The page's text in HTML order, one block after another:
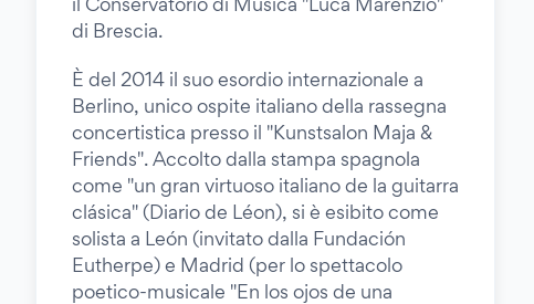
di Brescia.
È del 2014 il suo esordio internazionale a
Berlino, unico ospite italiano della rassegna
concertistica presso il "Kunstsalon Maja &
Friends". Accolto dalla stampa spagnola
come "un gran virtuoso italiano de la guitarra
clásica" (Diario de Léon), si è esibito come
solista a León (invitato dalla Fundación
Eutherpe) e Madrid (per lo spettacolo
poetico-musicale "En los ojos de una